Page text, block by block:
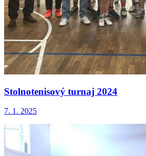
Stolnotenisový turnaj 2024
7. 1. 2025